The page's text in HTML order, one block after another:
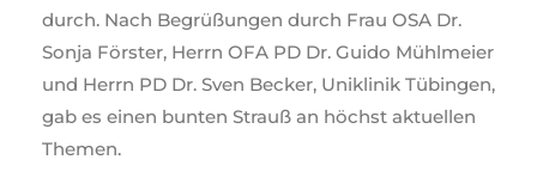
durch. Nach Begrüßungen durch Frau OSA Dr.
Sonja Förster, Herrn OFA PD Dr. Guido Mühlmeier
und Herrn PD Dr. Sven Becker, Uniklinik Tübingen,
gab es einen bunten Strauß an höchst aktuellen
Themen.